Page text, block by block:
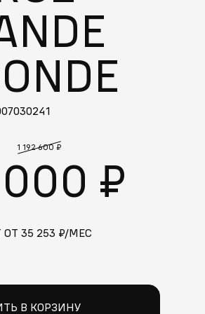
1 192 600 ₽
₽
ОТ 35 253 ₽/МЕС
В КОРЗИНУ